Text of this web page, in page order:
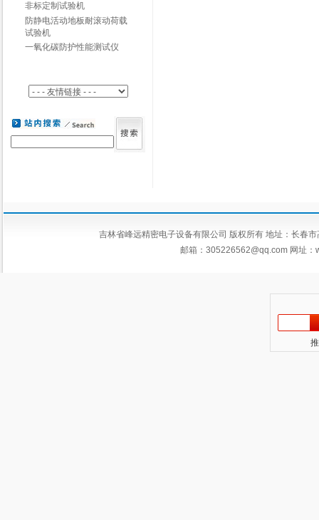
非标定制试验机
防静电活动地板耐滚动荷载
试验机
一氧化碳防护性能测试仪
吉林省峰远精密电子设备有限公司 版权所有 地址：长
邮箱： 305226562@qq.com网址：